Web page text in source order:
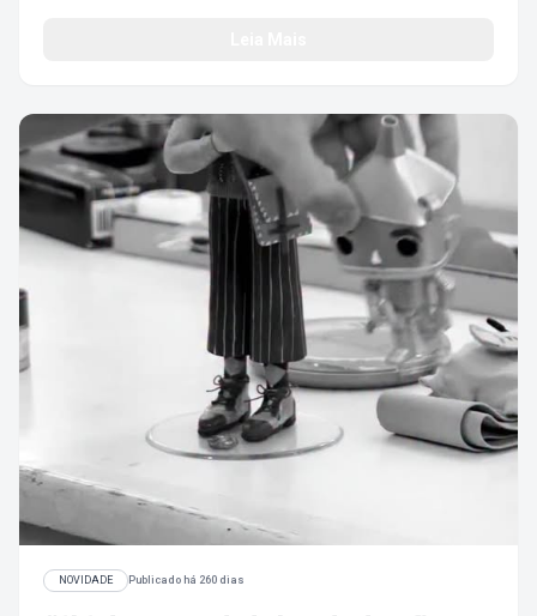
NOVIDADE Publicado há 260 dias